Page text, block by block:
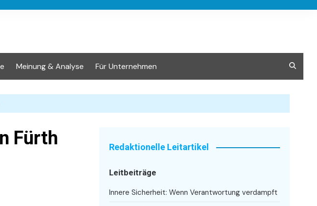
Meinung & Analyse Für Unternehmen
Fürth
Redaktionelle Leitartikel
Leitbeiträge
Innere Sicherheit: Wenn Verantwortung verdampft